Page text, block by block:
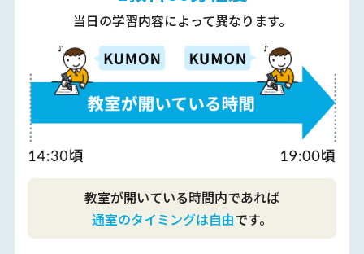
当日の学習内容によって異なります。
教室が開いている時間内であれば
通室のタイミングは自由です。